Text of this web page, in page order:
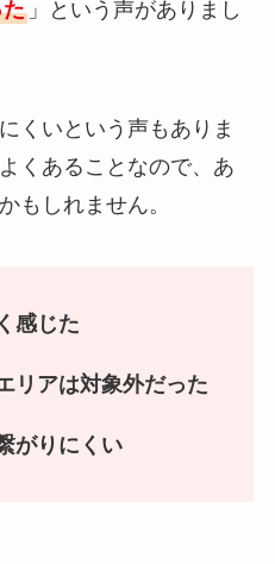
」という声がありまし
くいという声もありま
くあることなので、あ
もしれません。
感じた
リアは対象外だった
がりにくい